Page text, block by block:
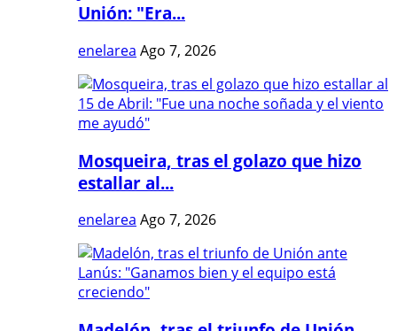
Unión: "Era...
enelarea Ago 7, 2026
Mosqueira, tras el golazo que hizo
estallar al...
enelarea Ago 7, 2026